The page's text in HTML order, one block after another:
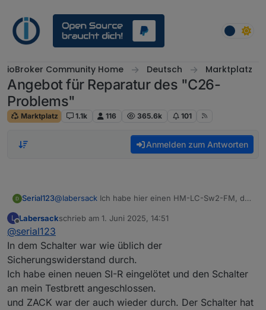
ioBroker Community Home Deutsch Marktplatz
Angebot für Reparatur des "C26-
Problems"
Marktplatz 1.1k 116 365.6k 101
Anmelden zum Antworten
Serial123@labersack Ich habe hier einen HM-LC-Sw2-FM, der
(kein LED Signal nach Strom). Siehst du hier Chancen
für eine Wiederbelebung? Dann würde ich ihn
begleitet von einer Gummibärchenstaffel auf den
Weg bringen...
Besten Dank und Gruß,
Serial123
L
Offline
Labersackschrieb am 1. Juni 2025, 14:51
zuletzt editiert von
@serial123
In dem Schalter war wie üblich der
Sicherungswiderstand durch.
Ich habe einen neuen SI-R eingelötet und den Schalter
an mein Testbrett angeschlossen.
und ZACK war der auch wieder durch. Der Schalter hat